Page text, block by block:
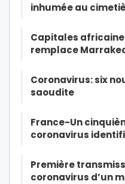
inhumée au
Capitales
remplace
Coronavirus: six
saoudite
France-Un
coronavirus
Première
coronavirus d’un